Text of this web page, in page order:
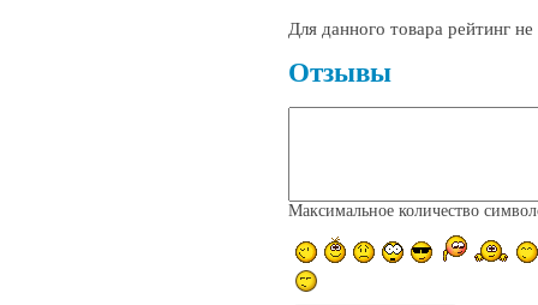
Для данного товара рейтинг
Отзывы
Максимальное количество